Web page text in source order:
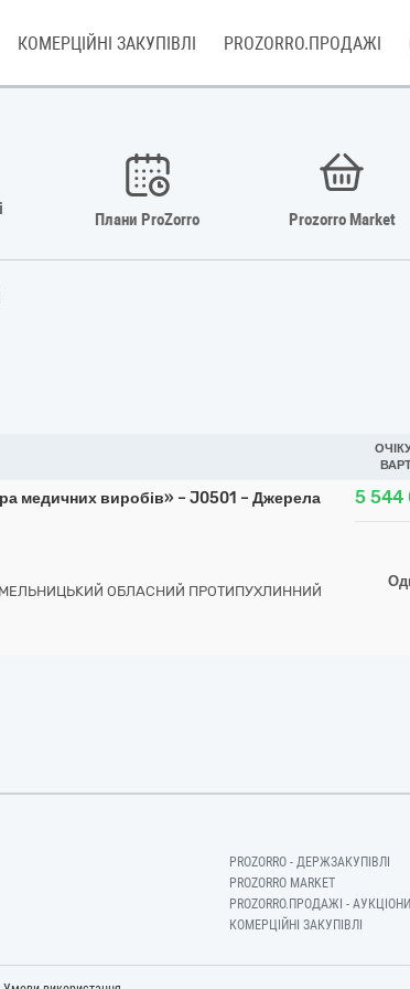
КОМЕРЦІЙНІ ЗАКУПІВЛІ PROZORRO.ПРОДАЖІ
Плани ProZorro Prozorro Market
медичних виробів» – J0501 – Джерела
ОБЛАСНИЙ ПРОТИПУХЛИННИЙ
5 544
PROZORRO - ДЕРЖЗАКУПІВЛІ
PROZORRO MARKET
PROZORRO.ПРОДАЖІ - АУКЦІОНИ
КОМЕРЦІЙНІ ЗАКУПІВЛІ